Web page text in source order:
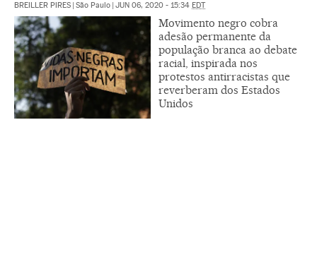
BREILLER PIRES São Paulo JUN 06, 2020 - 15:34 EDT
Movimento negro cobra
adesão permanente da
população branca ao debate
racial, inspirada nos
protestos antirracistas que
reverberam dos Estados
Unidos